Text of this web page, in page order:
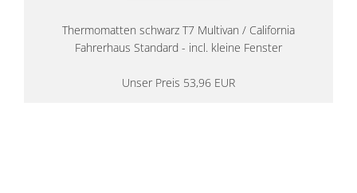
Thermomatten schwarz T7 Multivan / California
Fahrerhaus Standard - incl. kleine Fenster
Unser Preis 53,96 EUR